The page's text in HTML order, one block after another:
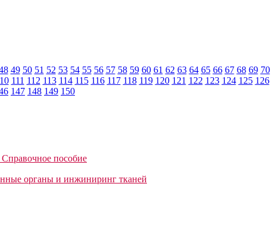
49 50 51 52 53 54 55 56 57 58 59 60 61 62 63 64 65 66 67 68 69 70
111 112 113 114 115 116 117 118 119 120 121 122 123 124 125 126
147 148 149 150
пособие
органы и инжиниринг тканей